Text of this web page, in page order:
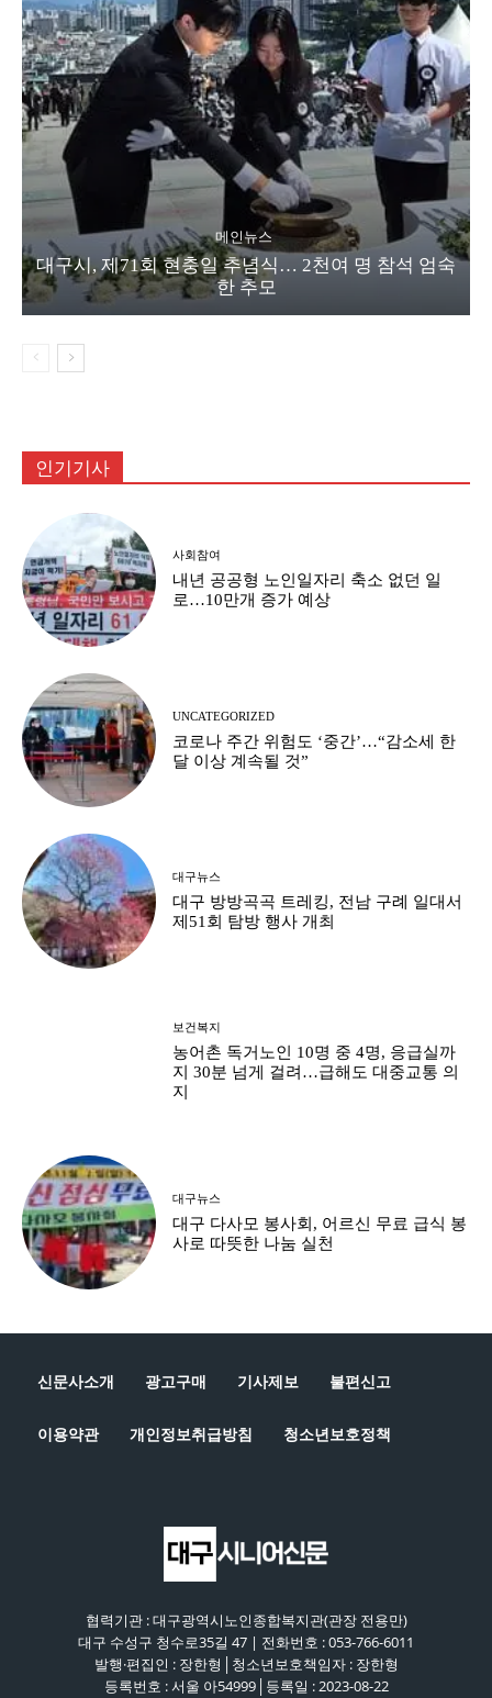
메인뉴스
대구시, 제71회 현충일 추념식… 2천여 명 참석 엄숙
한 추모
인기기사
사회참여
내년 공공형 노인일자리 축소 없던 일
로…10만개 증가 예상
UNCATEGORIZED
코로나 주간 위험도 ‘중간’…“감소세 한
달 이상 계속될 것”
대구뉴스
대구 방방곡곡 트레킹, 전남 구례 일대서
제51회 탐방 행사 개최
보건복지
농어촌 독거노인 10명 중 4명, 응급실까
지 30분 넘게 걸려…급해도 대중교통 의
지
대구뉴스
대구 다사모 봉사회, 어르신 무료 급식 봉
사로 따뜻한 나눔 실천
신문사소개 광고구매 기사제보 불편신고
이용약관 개인정보취급방침 청소년보호정책
협력기관 : 대구광역시노인종합복지관(관장 전용만)
대구 수성구 청수로35길 47 | 전화번호 : 053-766-6011
발행·편집인 : 장한형│청소년보호책임자 : 장한형
등록번호 : 서울 아54999│등록일 : 2023-08-22